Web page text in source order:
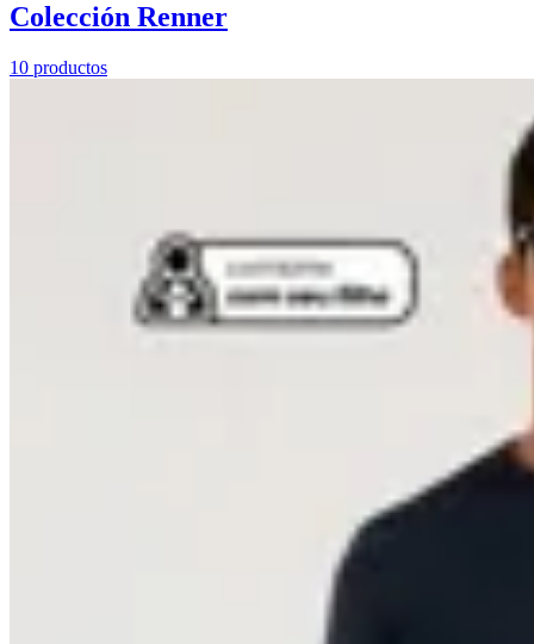
Colección Renner
10 productos